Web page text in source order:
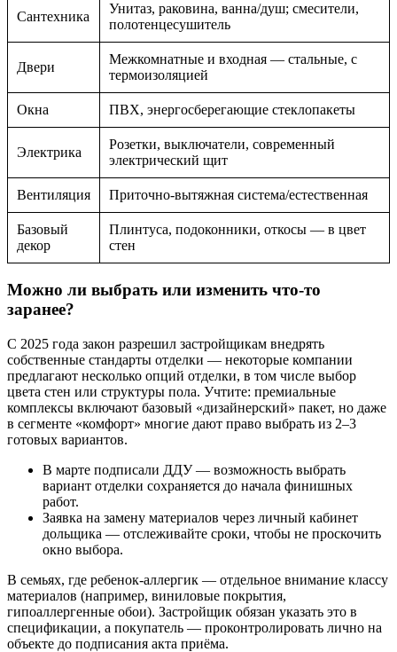
Сантехника
Унитаз, раковина, ванна/душ; смесители,
полотенцесушитель
Двери
Межкомнатные и входная — стальные, с
термоизоляцией
Окна ПВХ, энергосберегающие стеклопакеты
Электрика
Розетки, выключатели, современный
электрический щит
Вентиляция Приточно-вытяжная система/естественная
Базовый
декор
Плинтуса, подоконники, откосы — в цвет
стен
Можно ли выбрать или изменить что-то
заранее?
С 2025 года закон разрешил застройщикам внедрять
собственные стандарты отделки — некоторые компании
предлагают несколько опций отделки, в том числе выбор
цвета стен или структуры пола. Учтите: премиальные
комплексы включают базовый «дизайнерский» пакет, но даже
в сегменте «комфорт» многие дают право выбрать из 2–3
готовых вариантов.
В марте подписали ДДУ — возможность выбрать
вариант отделки сохраняется до начала финишных
работ.
Заявка на замену материалов через личный кабинет
дольщика — отслеживайте сроки, чтобы не проскочить
окно выбора.
В семьях, где ребенок-аллергик — отдельное внимание классу
материалов (например, виниловые покрытия,
гипоаллергенные обои). Застройщик обязан указать это в
спецификации, а покупатель — проконтролировать лично на
объекте до подписания акта приёма.